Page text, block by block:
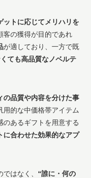
ットに応じてメリハリを
客の獲得が目的であれ
が適しており、一方で既
ても高品質なノベルテ
の品質や内容を分けた事
用的な中価格帯アイテム
のあるギフトを用意する
に合わせた効果的なアプ
はなく、 “誰に・何の